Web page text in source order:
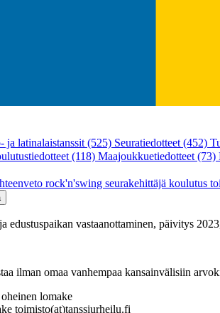
ja latinalaistanssit (525) Seuratiedotteet (452)
(118) Maajoukkuetiedotteet (73)
rock'n'swing seurakehittäjä koulutus
edustuspaikan vastaanottaminen, päivitys
ilman omaa vanhempaa kansainvälisiin
lomake
toimisto(at)tanssiurheilu.fi